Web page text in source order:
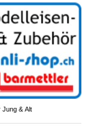
Jung & Alt